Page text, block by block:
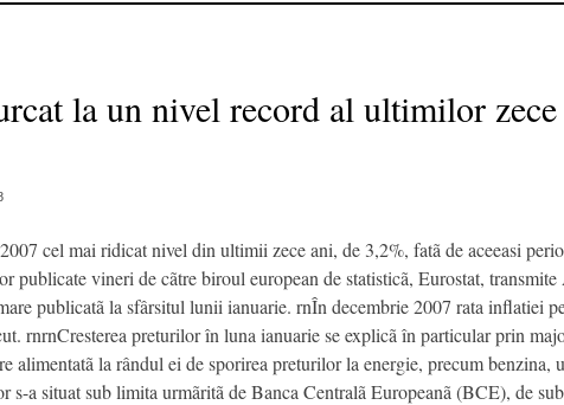
la un nivel record al ultimilor
cel mai ridicat nivel din ultimii zece ani, de 3,2%, fatã de aceeasi
publicate vineri de cãtre biroul european de statisticã, Eurostat,
publicatã la sfârsitul lunii ianuarie. rnÎn decembrie 2007 rata inflatiei
rnrnCresterea preturilor în luna ianuarie se explicã în particular prin
alimentatã la rândul ei de sporirea preturilor la energie, precum benzina,
a situat sub limita urmãritã de Banca Centralã Europeanã (BCE), de